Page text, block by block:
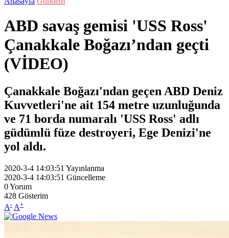
ABD savaş gemisi 'USS Ross'
Çanakkale Boğazı’ndan geçti
(VİDEO)
Çanakkale Boğazı'ndan geçen ABD Deniz
Kuvvetleri'ne ait 154 metre uzunluğunda
ve 71 borda numaralı 'USS Ross' adlı
güdümlü füze destroyeri, Ege Denizi'ne
yol aldı.
2020-3-4 14:03:51 Yayınlanma
2020-3-4 14:03:51 Güncelleme
0Yorum
428 Gösterim
A- A+